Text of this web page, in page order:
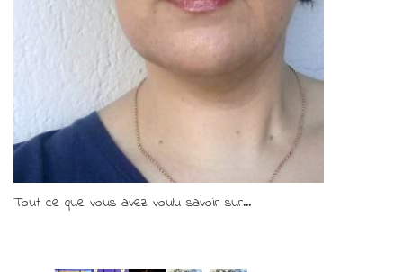
Tout ce que vous avez voulu savoir sur...